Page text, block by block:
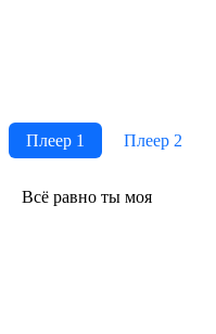
Плеер 1
Плеер 2
Всё равно ты моя